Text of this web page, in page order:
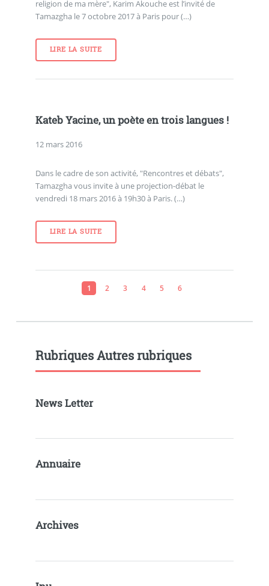
religion de ma mère", Karim Akouche est l’invité de
Tamazgha le 7 octobre 2017 à Paris pour (…)
LIRE LA SUITE
Kateb Yacine, un poète en trois langues !
12 mars 2016
Dans le cadre de son activité, "Rencontres et débats",
Tamazgha vous invite à une projection-débat le
vendredi 18 mars 2016 à 19h30 à Paris. (…)
LIRE LA SUITE
1 2 3 4 5 6
Rubriques Autres rubriques
News Letter
Annuaire
Archives